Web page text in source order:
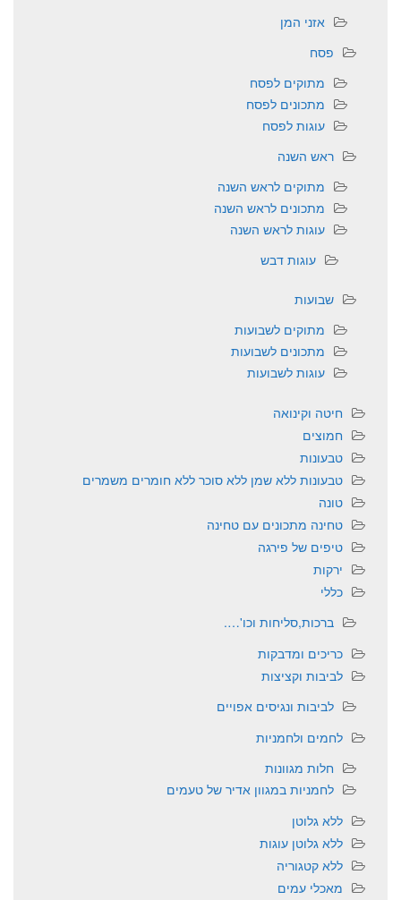
אזני המן
פסח
מתוקים לפסח
מתכונים לפסח
עוגות לפסח
ראש השנה
מתוקים לראש השנה
מתכונים לראש השנה
עוגות לראש השנה
עוגות דבש
שבועות
מתוקים לשבועות
מתכונים לשבועות
עוגות לשבועות
חיטה וקינואה
חמוצים
טבעונות
טבעונות ללא שמן ללא סוכר ללא חומרים משמרים
טונה
טחינה מתכונים עם טחינה
טיפים של פירגה
ירקות
כללי
ברכות,סליחות וכו'….
כריכים ומדבקות
לביבות וקציצות
לביבות ונגיסים אפויים
לחמים ולחמניות
חלות מגוונות
לחמניות במגוון אדיר של טעמים
ללא גלוטן
ללא גלוטן עוגות
ללא קטגוריה
מאכלי עמים